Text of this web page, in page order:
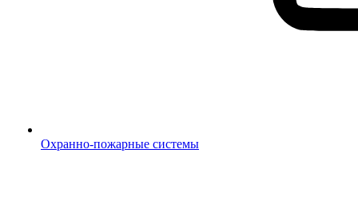
Охранно-пожарные системы